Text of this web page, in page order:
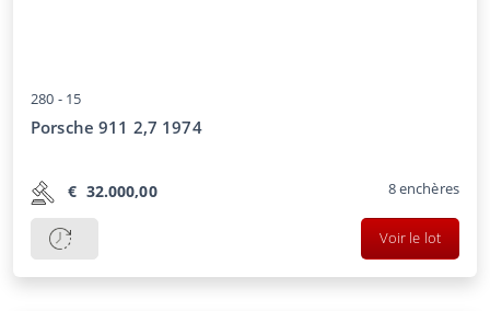
280 - 15
Porsche 911 2,7 1974
€ 32.000,00 8enchères
Voir le lot